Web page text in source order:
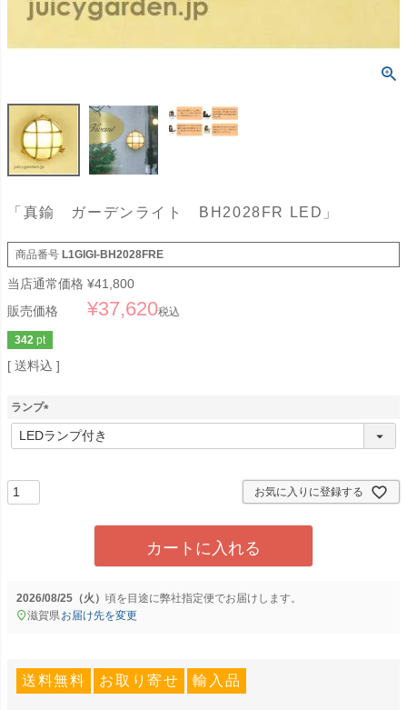
「真鍮 ガーデンライト BH2028FR LED」
商品番号 L1GIGI-BH2028FRE
当店通常価格 ¥41,800
販売価格
¥37,620税込
342 pt
送料込
ランプ
(
必
お気に入りに登録する
カートに入れる
2026/08/25（火） に弊社指定便でお届けします。
滋賀県お届け先を変更
送料無料 お取り寄せ 輸入品